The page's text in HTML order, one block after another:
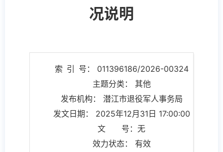
况说明
索 引 号： 011396186/2026-00324
主题分类： 其他
发布机构： 潜江市退役军人事务局
发文日期： 2025年12月31日 17:00:00
文 号：无
效力状态： 有效